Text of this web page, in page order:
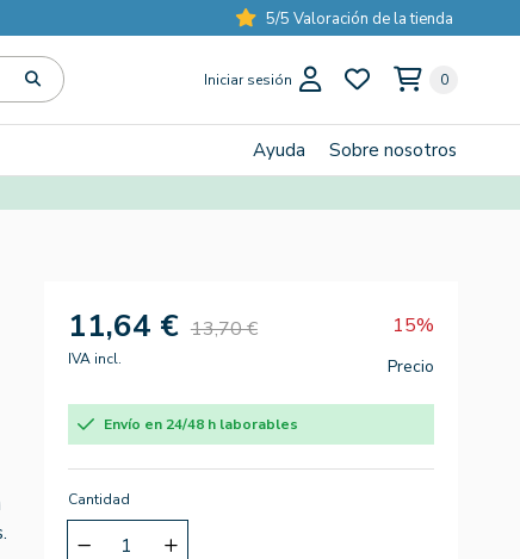
5/5 Valoración de la tienda
Iniciar sesión 0
Ayuda Sobre nosotros
11,64 € 13,70 € 15%
IVA incl. Precio
Envío en 24/48 h laborables
Cantidad